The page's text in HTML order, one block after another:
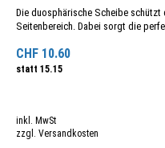
Die duosphärische Scheibe
Seitenbereich. Dabei sorgt die
CHF 10.60
statt 15.15
inkl. MwSt
zzgl. Versandkosten